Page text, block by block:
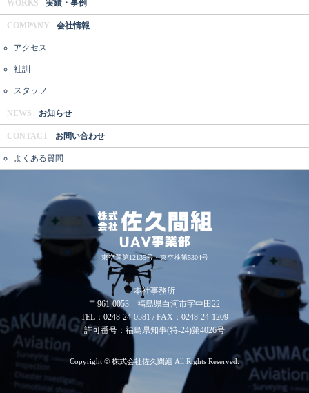
WORKS 実績・事例
COMPANY 会社情報
アクセス
社訓
スタッフ
NEWS お知らせ
CONTACT お問い合わせ
よくある質問
東空運第12135号・東空検第5304号
本社事務所
〒961-0053 福島県白河市字中田22
TEL：0248-24-0581 / FAX：0248-24-1209
許可番号：福島県知事(特-24)第4026号
Copyright © 株式会社佐久間組 All Rights Reserved.